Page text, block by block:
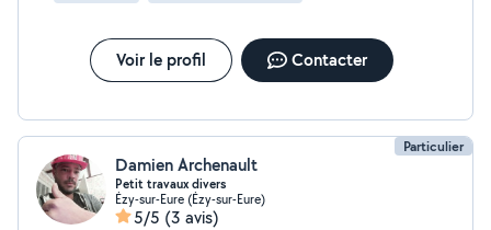
Voir le profil Contacter
Particulier
Damien Archenault
Petit travaux divers
Ézy-sur-Eure (Ézy-sur-Eure)
5/5 (3 avis)